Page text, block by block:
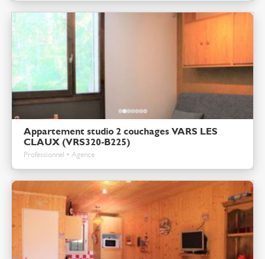
Appartement studio 2 couchages VARS LES
CLAUX (VRS320-B225)
Professionnel • Agence